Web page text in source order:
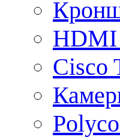
HDMI
Cisco